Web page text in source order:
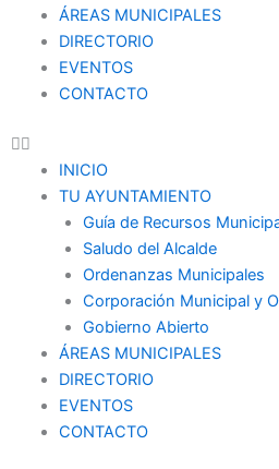
ÁREAS MUNICIPALES
DIRECTORIO
EVENTOS
CONTACTO
INICIO
TU AYUNTAMIENTO
Guía de Recursos
Saludo del Alcalde
Ordenanzas Municipales
Corporación Municipal y
Gobierno Abierto
ÁREAS MUNICIPALES
DIRECTORIO
EVENTOS
CONTACTO